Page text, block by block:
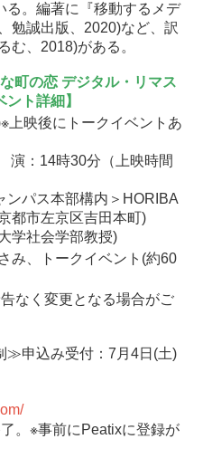
る。編著に『移動するメデ
勉誠出版、2020)など、訳
む、2018)がある。
町の恋 デジタル・リマス
ト詳細】
映後にトークイベントあ
14時30分（上映時間
パス本部構内＞HORIBA
都市左京区吉田本町)
学社会学部教授)
み、トークイベント(約60
なく変更となる場合がご
≫申込み受付：7月4日(土)
。※事前にPeatixに登録が